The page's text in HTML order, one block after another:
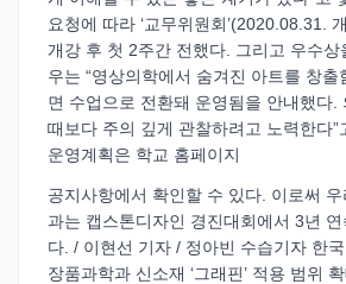
요청에 따라 ‘교무위원회’(2020.08.31.
개강 후 첫 2주간 전했다. 그리고 우수
우는 “영상의학에서 숨겨진 아트를 창출
면 수업으로 전환돼 운영됨을 안내했다.
때보다 주의 깊게 관찰하려고 노력한다”
운영계획은 학교 홈페이지
공지사항에서 확인할 수 있다. 이로써
과는 캡스톤디자인 경진대회에서 3년
다. / 이현선 기자 / 정아빈 수습기자 한
장품과학과 신소재 ‘그래핀’ 적용 범위